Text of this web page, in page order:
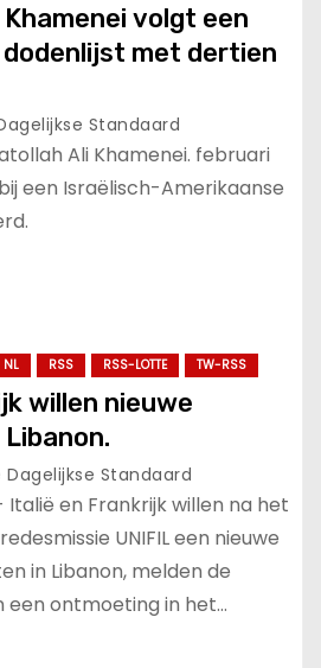
volgt een
met dertien
Standaard
Ali Khamenei. februari
een Israëlisch-Amerikaanse
NL RSS RSS-LOTTE TW-RSS
willen nieuwe
Dagelijkse Standaard
Italië en Frankrijk willen na het
UNIFIL een nieuwe
in Libanon, melden de
een ontmoeting in het…